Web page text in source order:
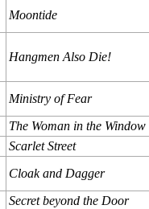
Moontide
Hangmen Also Die!
Ministry of Fear
The Woman in the Window
Scarlet Street
Cloak and Dagger
Secret beyond the Door